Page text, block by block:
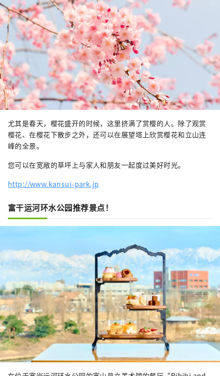
尤其是春天，樱花盛开的时候，这里挤满了赏樱的人。除了观赏
樱花、在樱花下散步之外，还可以在展望塔上欣赏樱花和立山连
峰的全景。
您可以在宽敞的草坪上与家人和朋友一起度过美好时光。
http://www.kansui-park.jp
富干运河环水公园推荐景点！